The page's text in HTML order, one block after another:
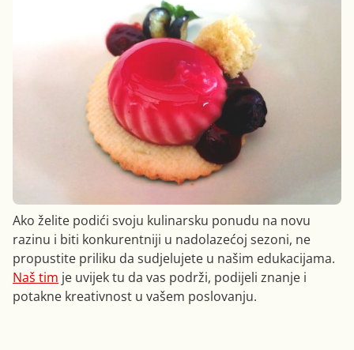
Ako želite podići svoju kulinarsku ponudu na novu
razinu i biti konkurentniji u nadolazećoj sezoni, ne
propustite priliku da sudjelujete u našim edukacijama.
Naš tim je uvijek tu da vas podrži, podijeli znanje i
potakne kreativnost u vašem poslovanju.